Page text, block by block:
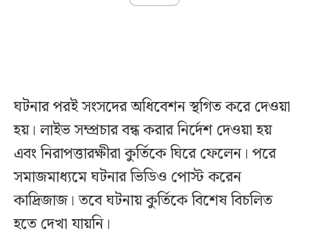
ঘটনার পরই সংসদের অধিবেশন স্থগিত করে দেওয়া
হয়। লাইভ সম্প্রচার বন্ধ করার নির্দেশ দেওয়া হয়
এবং নিরাপত্তারক্ষীরা কুর্তিকে ঘিরে ফেলেন। পরে
সমাজমাধ্যমে ঘটনার ভিডিও পোস্ট করেন
কাদ্রিজাজ। তবে ঘটনায় কুর্তিকে বিশেষ বিচলিত
হতে দেখা যায়নি।